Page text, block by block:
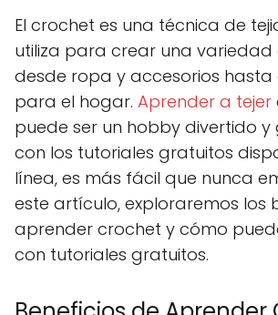
El crochet es una técnica de
utiliza para crear una variedad
desde ropa y accesorios hasta
para el hogar. Aprender a tejer
puede ser un hobby divertido
con los tutoriales gratuitos
línea, es más fácil que nunca
este artículo, exploraremos los
aprender crochet y cómo
con tutoriales gratuitos.